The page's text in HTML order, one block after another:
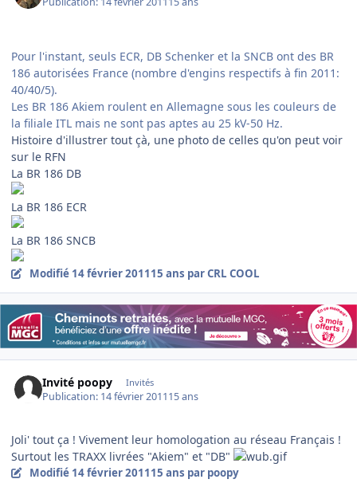
Pour l'instant, seuls ECR, DB Schenker et la SNCB ont des BR
186 autorisées France (nombre d'engins respectifs à fin 2011:
40/40/5).
Les BR 186 Akiem roulent en Allemagne sous les couleurs de
la filiale ITL mais ne sont pas aptes au 25 kV-50 Hz.
Histoire d'illustrer tout çà, une photo de celles qu'on peut voir
sur le RFN
La BR 186 DB
La BR 186 ECR
La BR 186 SNCB
Modifié 14 février 201115 ans par CRL COOL
Invité poopy Invités
Publication: 14 février 201115 ans
Joli' tout ça ! Vivement leur homologation au réseau Français !
Surtout les TRAXX livrées "Akiem" et "DB"
Modifié 14 février 201115 ans par poopy